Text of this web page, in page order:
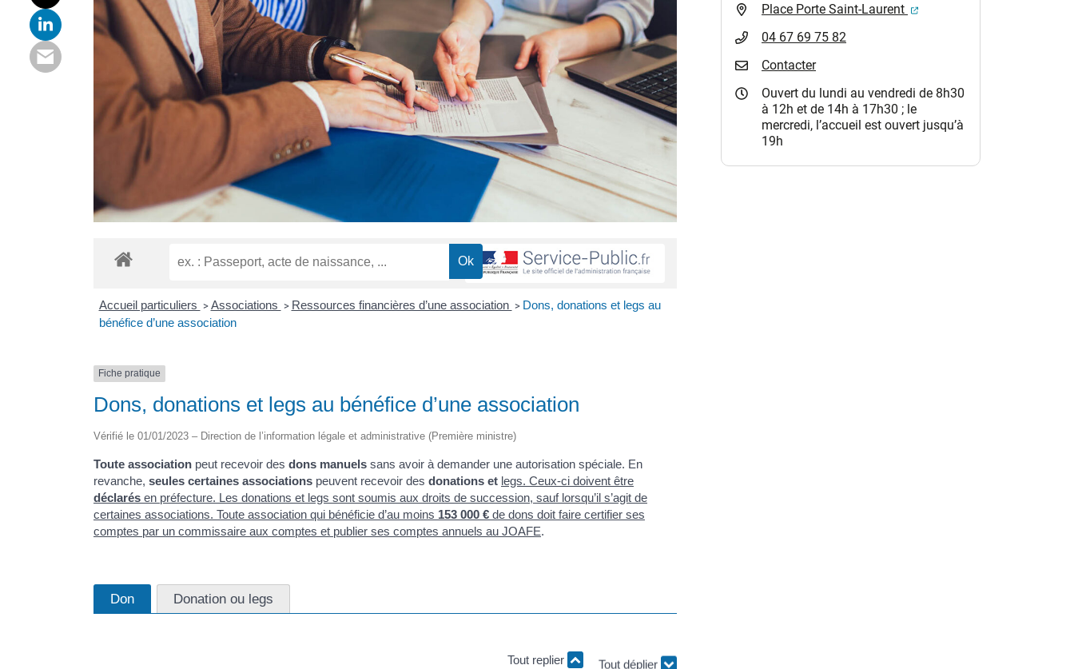
Accueil particuliers > Associations > Ressources financières d’une association > Dons, donations et legs au
bénéfice d’une association
Fiche pratique
Dons, donations et legs au bénéfice d’une association
Vérifié le 01/01/2023 – Direction de l’information légale et administrative (Première ministre)
Toute association peut recevoir des dons manuels sans avoir à demander une autorisation spéciale. En
revanche, seules certaines associations peuvent recevoir des donations et legs. Ceux-ci doivent être
déclarés en préfecture. Les donations et legs sont soumis aux droits de succession, sauf lorsqu’il s’agit de
certaines associations. Toute association qui bénéficie d’au moins 153 000 € de dons doit faire certifier ses
comptes par un commissaire aux comptes et publier ses comptes annuels au JOAFE.
Don Donation ou legs
Tout replier
Place Porte Saint-Laurent
(ouverture dans un nouvel
04 67 69 75 82
Contacter
Ouvert du lundi au vendredi de 8h30
à 12h et de 14h à 17h30 ; le
mercredi, l’accueil est ouvert jusqu’à
19h